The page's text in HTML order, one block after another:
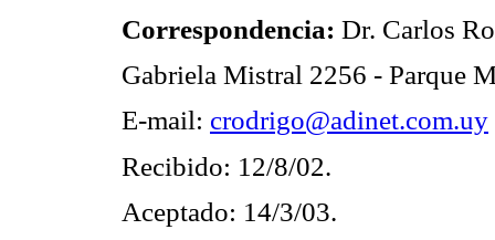
Correspondencia: Dr. Carlos
Gabriela Mistral 2256 - Parque
E-mail: crodrigo@adinet.com.uy
Recibido: 12/8/02.
Aceptado: 14/3/03.